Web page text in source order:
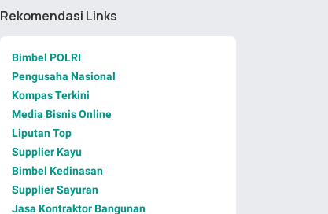
Rekomendasi Links
Bimbel POLRI
Pengusaha Nasional
Kompas Terkini
Media Bisnis Online
Liputan Top
Supplier Kayu
Bimbel Kedinasan
Supplier Sayuran
Jasa Kontraktor Bangunan